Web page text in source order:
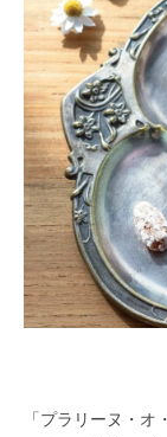
「プラリーヌ・